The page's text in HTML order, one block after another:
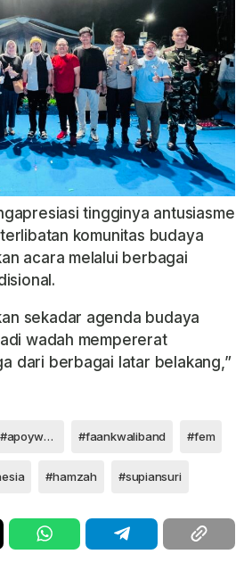
tingginya antusiasme
komunitas budaya
acara melalui berbagai
sekadar agenda budaya
wadah mempererat
dari berbagai latar belakang,”
#faankwali #apoywali #nagaswara #walinagaswara #faankwaliband #fem
#hamzah #supiansuri